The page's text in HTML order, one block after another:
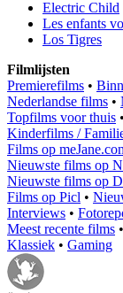
Electric Child
Les enfants
Los Tigres
Filmlijsten
Premierefilms •
Nederlandse films •
Topfilms voor thuis •
Kinderfilms /
Films op
Nieuwste films op
Nieuwste films op
Films op Picl •
Interviews •
Meest recente films •
Klassiek • Gaming